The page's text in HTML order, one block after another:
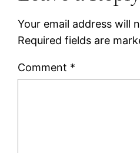
Your email address will
Required fields are
Comment *